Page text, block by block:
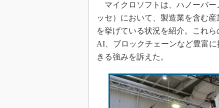
マイクロソフトは、ハノーバー
ッセ）において、製造業を含む
を挙げている状況を紹介。これ
AI、ブロックチェーンなど豊富
きる強みを訴えた。